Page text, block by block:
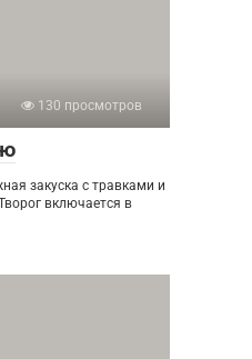
130 просмотров
закуска с травками и
включается в